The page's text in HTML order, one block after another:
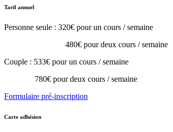
Tarif annuel
Personne seule : 320€ pour un cours / semaine
480€ pour deux cours / semaine
Couple : 533€ pour un cours / semaine
780€ pour deux cours / semaine
Formulaire pré-inscription
Carte adhésion